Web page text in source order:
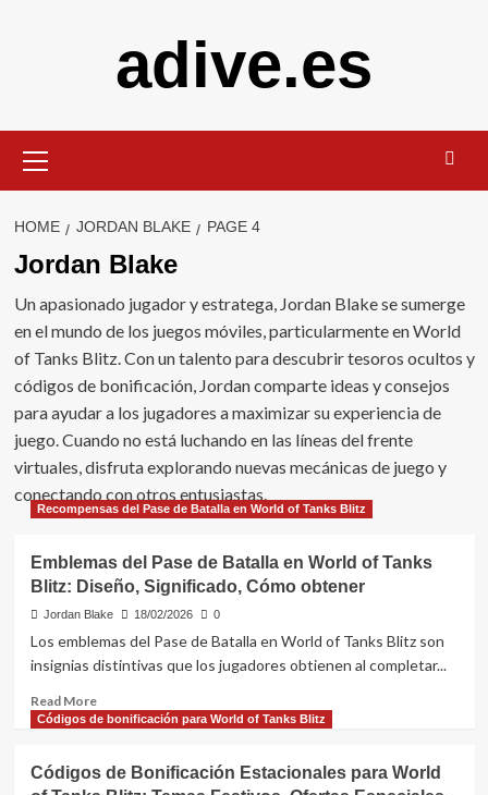
adive.es
Menu
HOME JORDAN BLAKE PAGE 4
Jordan Blake
Un apasionado jugador y estratega, Jordan Blake se sumerge
en el mundo de los juegos móviles, particularmente en World
of Tanks Blitz. Con un talento para descubrir tesoros ocultos y
códigos de bonificación, Jordan comparte ideas y consejos
para ayudar a los jugadores a maximizar su experiencia de
juego. Cuando no está luchando en las líneas del frente
virtuales, disfruta explorando nuevas mecánicas de juego y
conectando con otros entusiastas.
Recompensas del Pase de Batalla en World of Tanks Blitz
Emblemas del Pase de Batalla en World of Tanks
Blitz: Diseño, Significado, Cómo obtener
Jordan Blake 18/02/2026 0
Los emblemas del Pase de Batalla en World of Tanks Blitz son
insignias distintivas que los jugadores obtienen al completar...
Read MoreRead
more
del
Códigos de bonificación para World of Tanks Blitz
Códigos de Bonificación Estacionales para World